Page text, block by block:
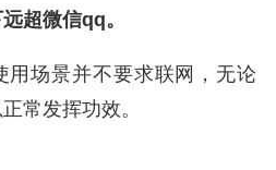
超微信qq。
用场景并不要求联网，无论
常发挥功效。